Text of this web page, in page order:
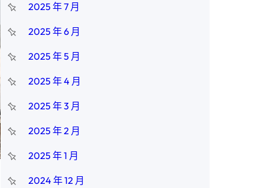
2025 年 7 月
2025 年 6 月
2025 年 5 月
2025 年 4 月
2025 年 3 月
2025 年 2 月
2025 年 1 月
2024 年 12 月